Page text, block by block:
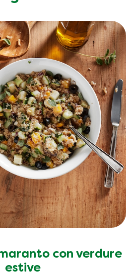
con verdure
estive